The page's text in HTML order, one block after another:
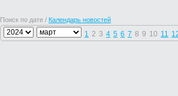
Поиск по дате / Календарь новостей
1 2 3 4 5 6 7 8 9 10 11